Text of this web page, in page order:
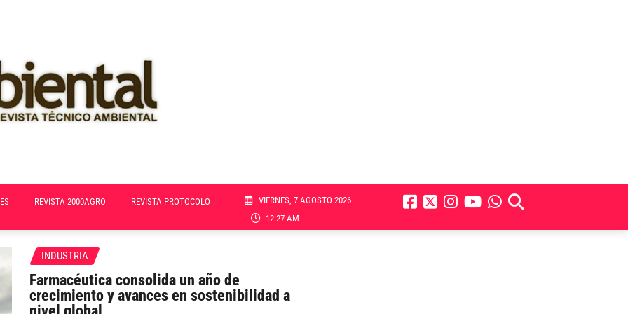
REVISTA 2000AGRO REVISTA PROTOCOLO
VIERNES, 7 AGOSTO 2026
12:27 AM
INDUSTRIA
Farmacéutica consolida un año de
crecimiento y avances en sostenibilidad a
nivel global